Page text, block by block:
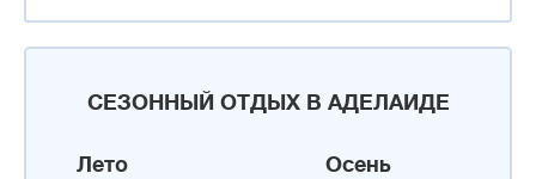
СЕЗОННЫЙ ОТДЫХ В АДЕЛАИДЕ
Лето Осень